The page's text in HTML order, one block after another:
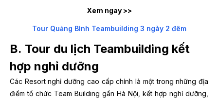
Xem ngay >>
Tour Quảng Bình Teambuilding 3 ngày 2 đêm
B. Tour du lịch Teambuilding kết
hợp nghỉ dưỡng
Các Resort nghỉ dưỡng cao cấp chính là một trong những địa
điểm tổ chức Team Building gần Hà Nội, kết hợp nghỉ dưỡng,